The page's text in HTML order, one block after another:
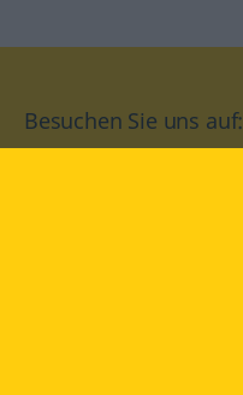
Besuchen Sie uns auf: